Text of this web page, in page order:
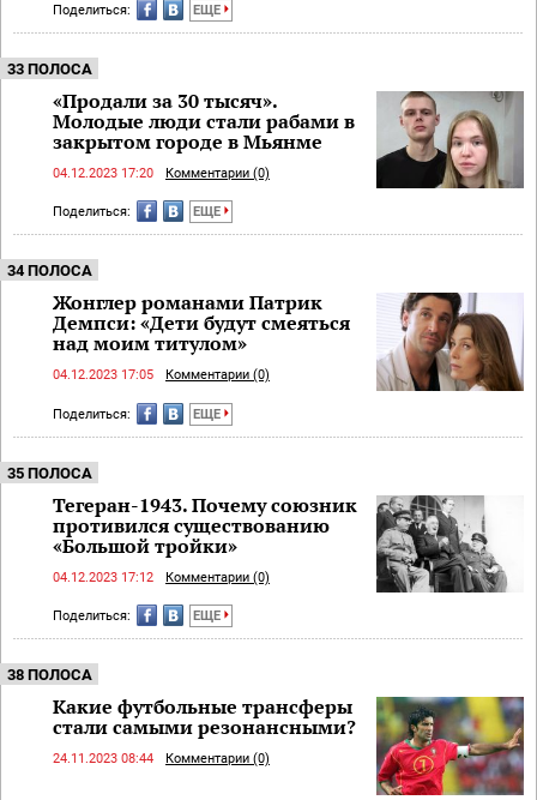
Поделиться: ЕЩЕ
33 ПОЛОСА
«Продали за 30 тысяч».
Молодые люди стали рабами в
закрытом городе в Мьянме
04.12.2023 17:20 Комментарии (0)
Поделиться: ЕЩЕ
34 ПОЛОСА
Жонглер романами Патрик
Демпси: «Дети будут смеяться
над моим титулом»
04.12.2023 17:05 Комментарии (0)
Поделиться: ЕЩЕ
35 ПОЛОСА
Тегеран-1943. Почему союзник
противился существованию
«Большой тройки»
04.12.2023 17:12 Комментарии (0)
Поделиться: ЕЩЕ
38 ПОЛОСА
Какие футбольные трансферы
стали самыми резонансными?
24.11.2023 08:44 Комментарии (0)